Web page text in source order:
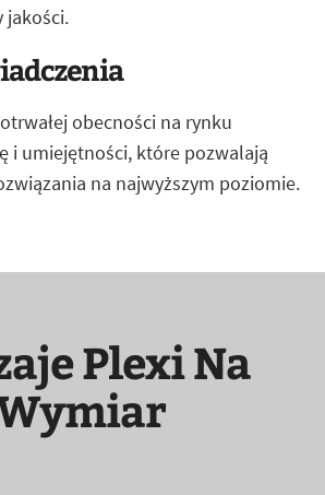
jakości.
obecności na rynku
i umiejętności, które pozwalają
na najwyższym poziomie.
Plexi Na